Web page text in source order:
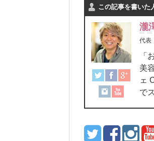
この記事を書いた
瀧
代表
美
ェ
で